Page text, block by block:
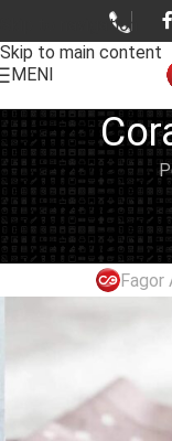
Skip to navigation
Skip to main content
MENI
Fagor